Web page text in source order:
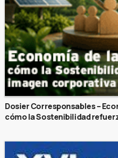
Dosier Corresponsables –
cómo la Sostenibilidad